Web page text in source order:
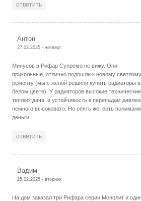
ответить
Антон
27.02.2025 - четверг
Минусов в Рифар Супремо не вижу. Они
прикольные, отлично подошли к новому светлому
ремонту (мы с женой решили купить радиаторы в
белом цвете). У радиаторов высокие
теплоотдача, и устойчивость к перепадам
немного высоковато. Но опять же, есть
деньги.
ответить
Вадим
25.02.2025 - вторник
На дом заказал три Рифара серии Монолит и